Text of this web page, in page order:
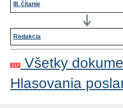
III. čítanie
Redakcia
Všetky
Hlasovania